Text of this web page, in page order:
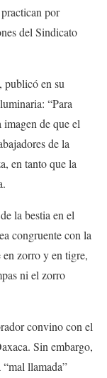
por
del Sindicato
publicó en su
“Para
de que el
de la
en tanto que la
la bestia en el
congruente con la
zorro y en tigre,
ni el zorro
convino con el
Sin embargo,
llamada”